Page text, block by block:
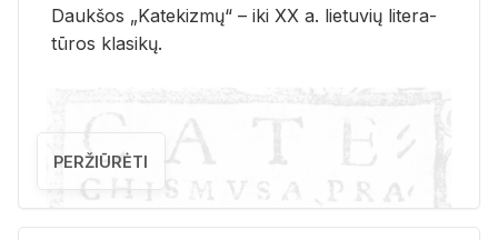
Dauk­šos „Ka­te­kiz­mų“ – iki XX a. lie­tu­vių li­te­ra­
tū­ros kla­si­kų.
PERŽIŪRĖTI